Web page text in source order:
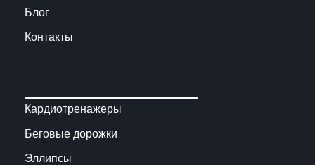
Блог
Контакты
Кардиотренажеры
Беговые дорожки
Эллипсы